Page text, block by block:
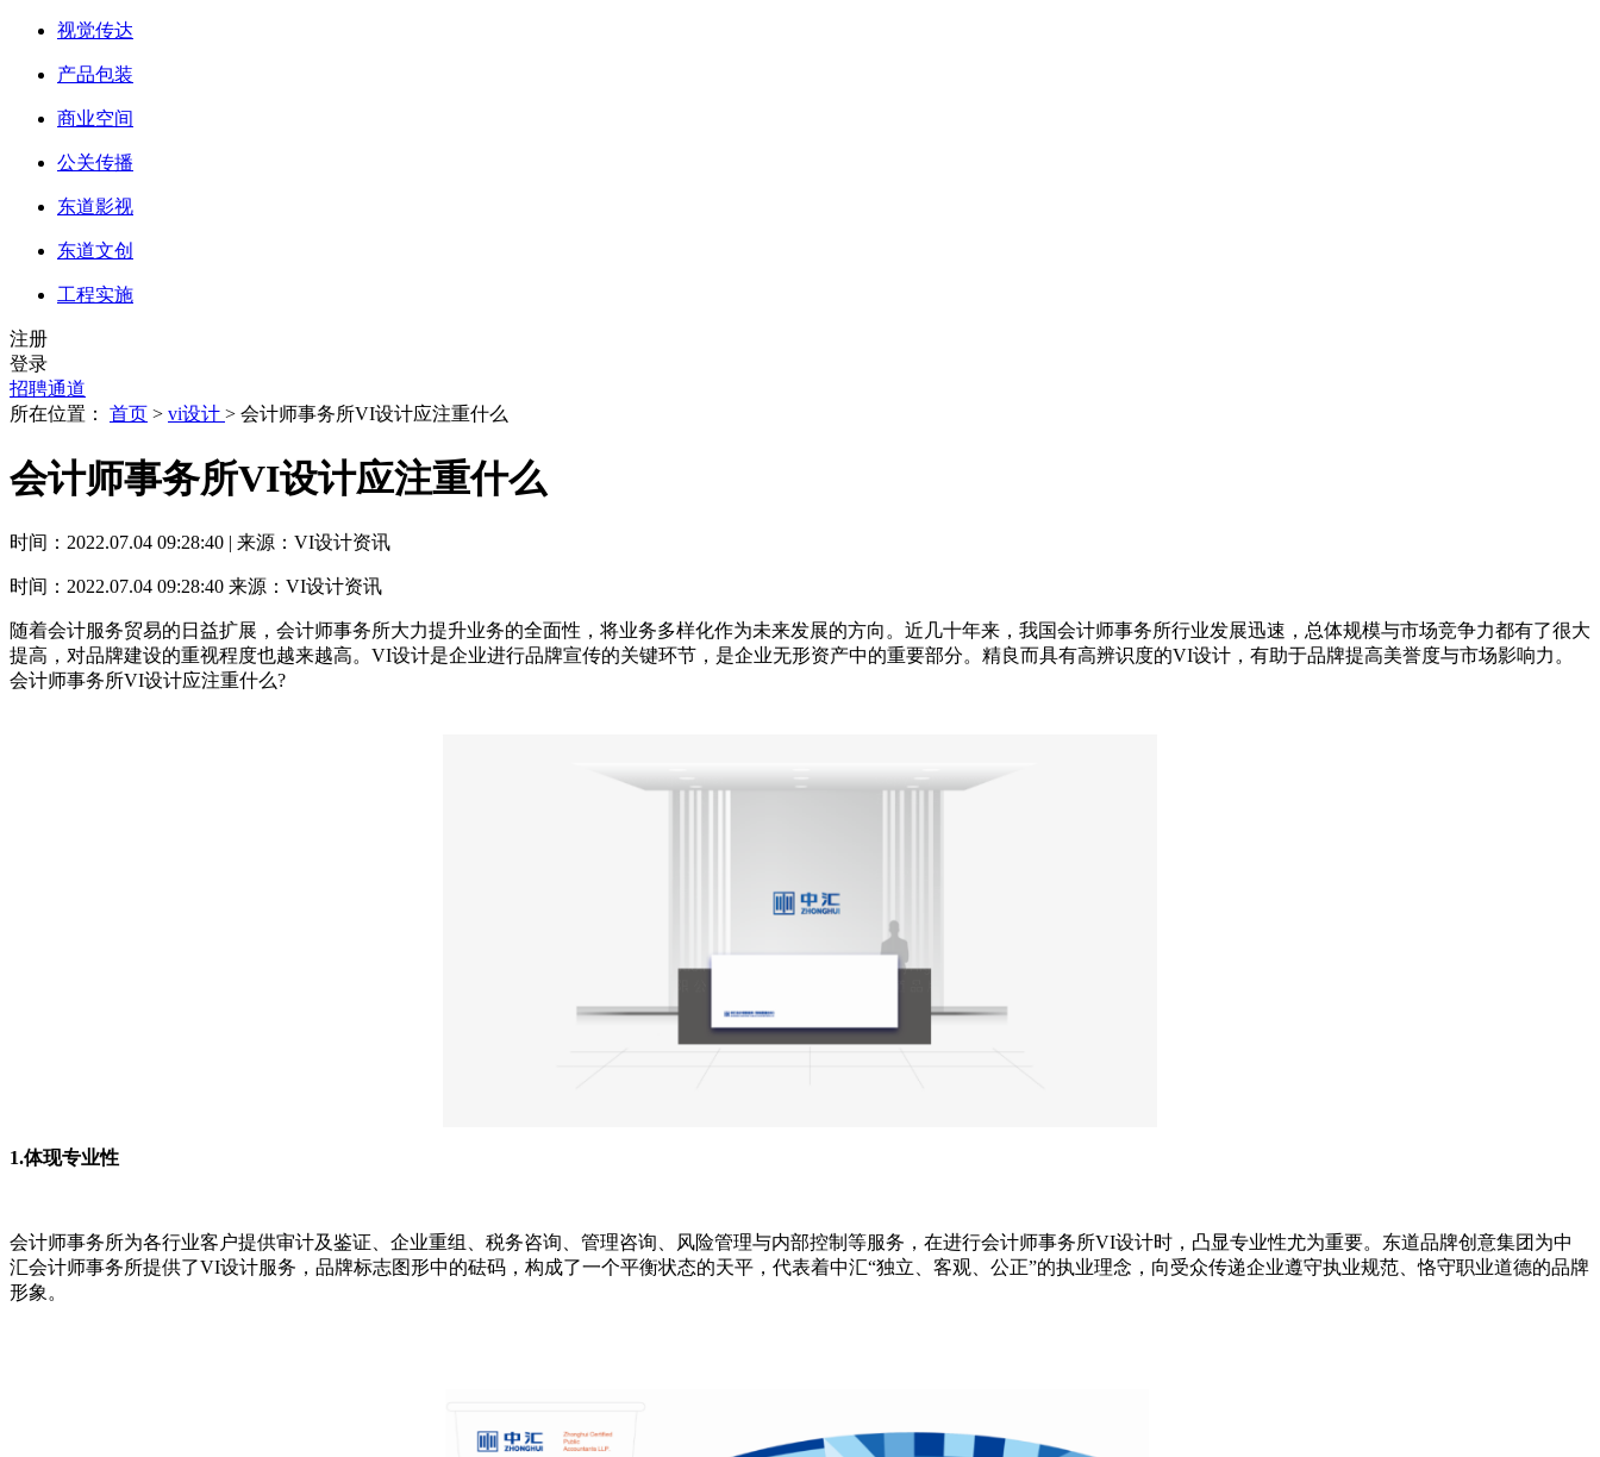
视觉传达
产品包装
商业空间
公关传播
东道影视
东道文创
工程实施
注册
登录
招聘通道
所在位置： 首页 > vi设计 > 会计师事务所VI设计应注重什么
会计师事务所VI设计应注重什么
时间：2022.07.04 09:28:40 | 来源：VI设计资讯
时间：2022.07.04 09:28:40 来源：VI设计资讯
随着会计服务贸易的日益扩展，会计师事务所大力提升业务的全面性，将业务多样化作为未来发展的方向。近几十年来，我国会计师事务所行业发展迅速，总体规模与市场竞争力都有了很大
提高，对品牌建设的重视程度也越来越高。VI设计是企业进行品牌宣传的关键环节，是企业无形资产中的重要部分。精良而具有高辨识度的VI设计，有助于品牌提高美誉度与市场影响力。
会计师事务所VI设计应注重什么?
1.体现专业性
会计师事务所为各行业客户提供审计及鉴证、企业重组、税务咨询、管理咨询、风险管理与内部控制等服务，在进行会计师事务所VI设计时，凸显专业性尤为重要。东道品牌创意集团为中
汇会计师事务所提供了VI设计服务，品牌标志图形中的砝码，构成了一个平衡状态的天平，代表着中汇“独立、客观、公正”的执业理念，向受众传递企业遵守执业规范、恪守职业道德的品牌
形象。